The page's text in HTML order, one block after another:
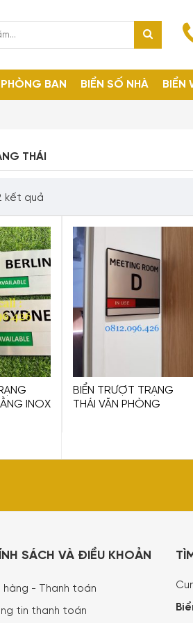
PHÒNG BAN BIỂN SỐ NHÀ BIỂN
THÁI
kết quả
INOX
BIỂN TRƯỢT TRẠNG
THÁI VĂN PHÒNG
SÁCH VÀ ĐIỀU KHOẢN
- Thanh toán
tin thanh toán